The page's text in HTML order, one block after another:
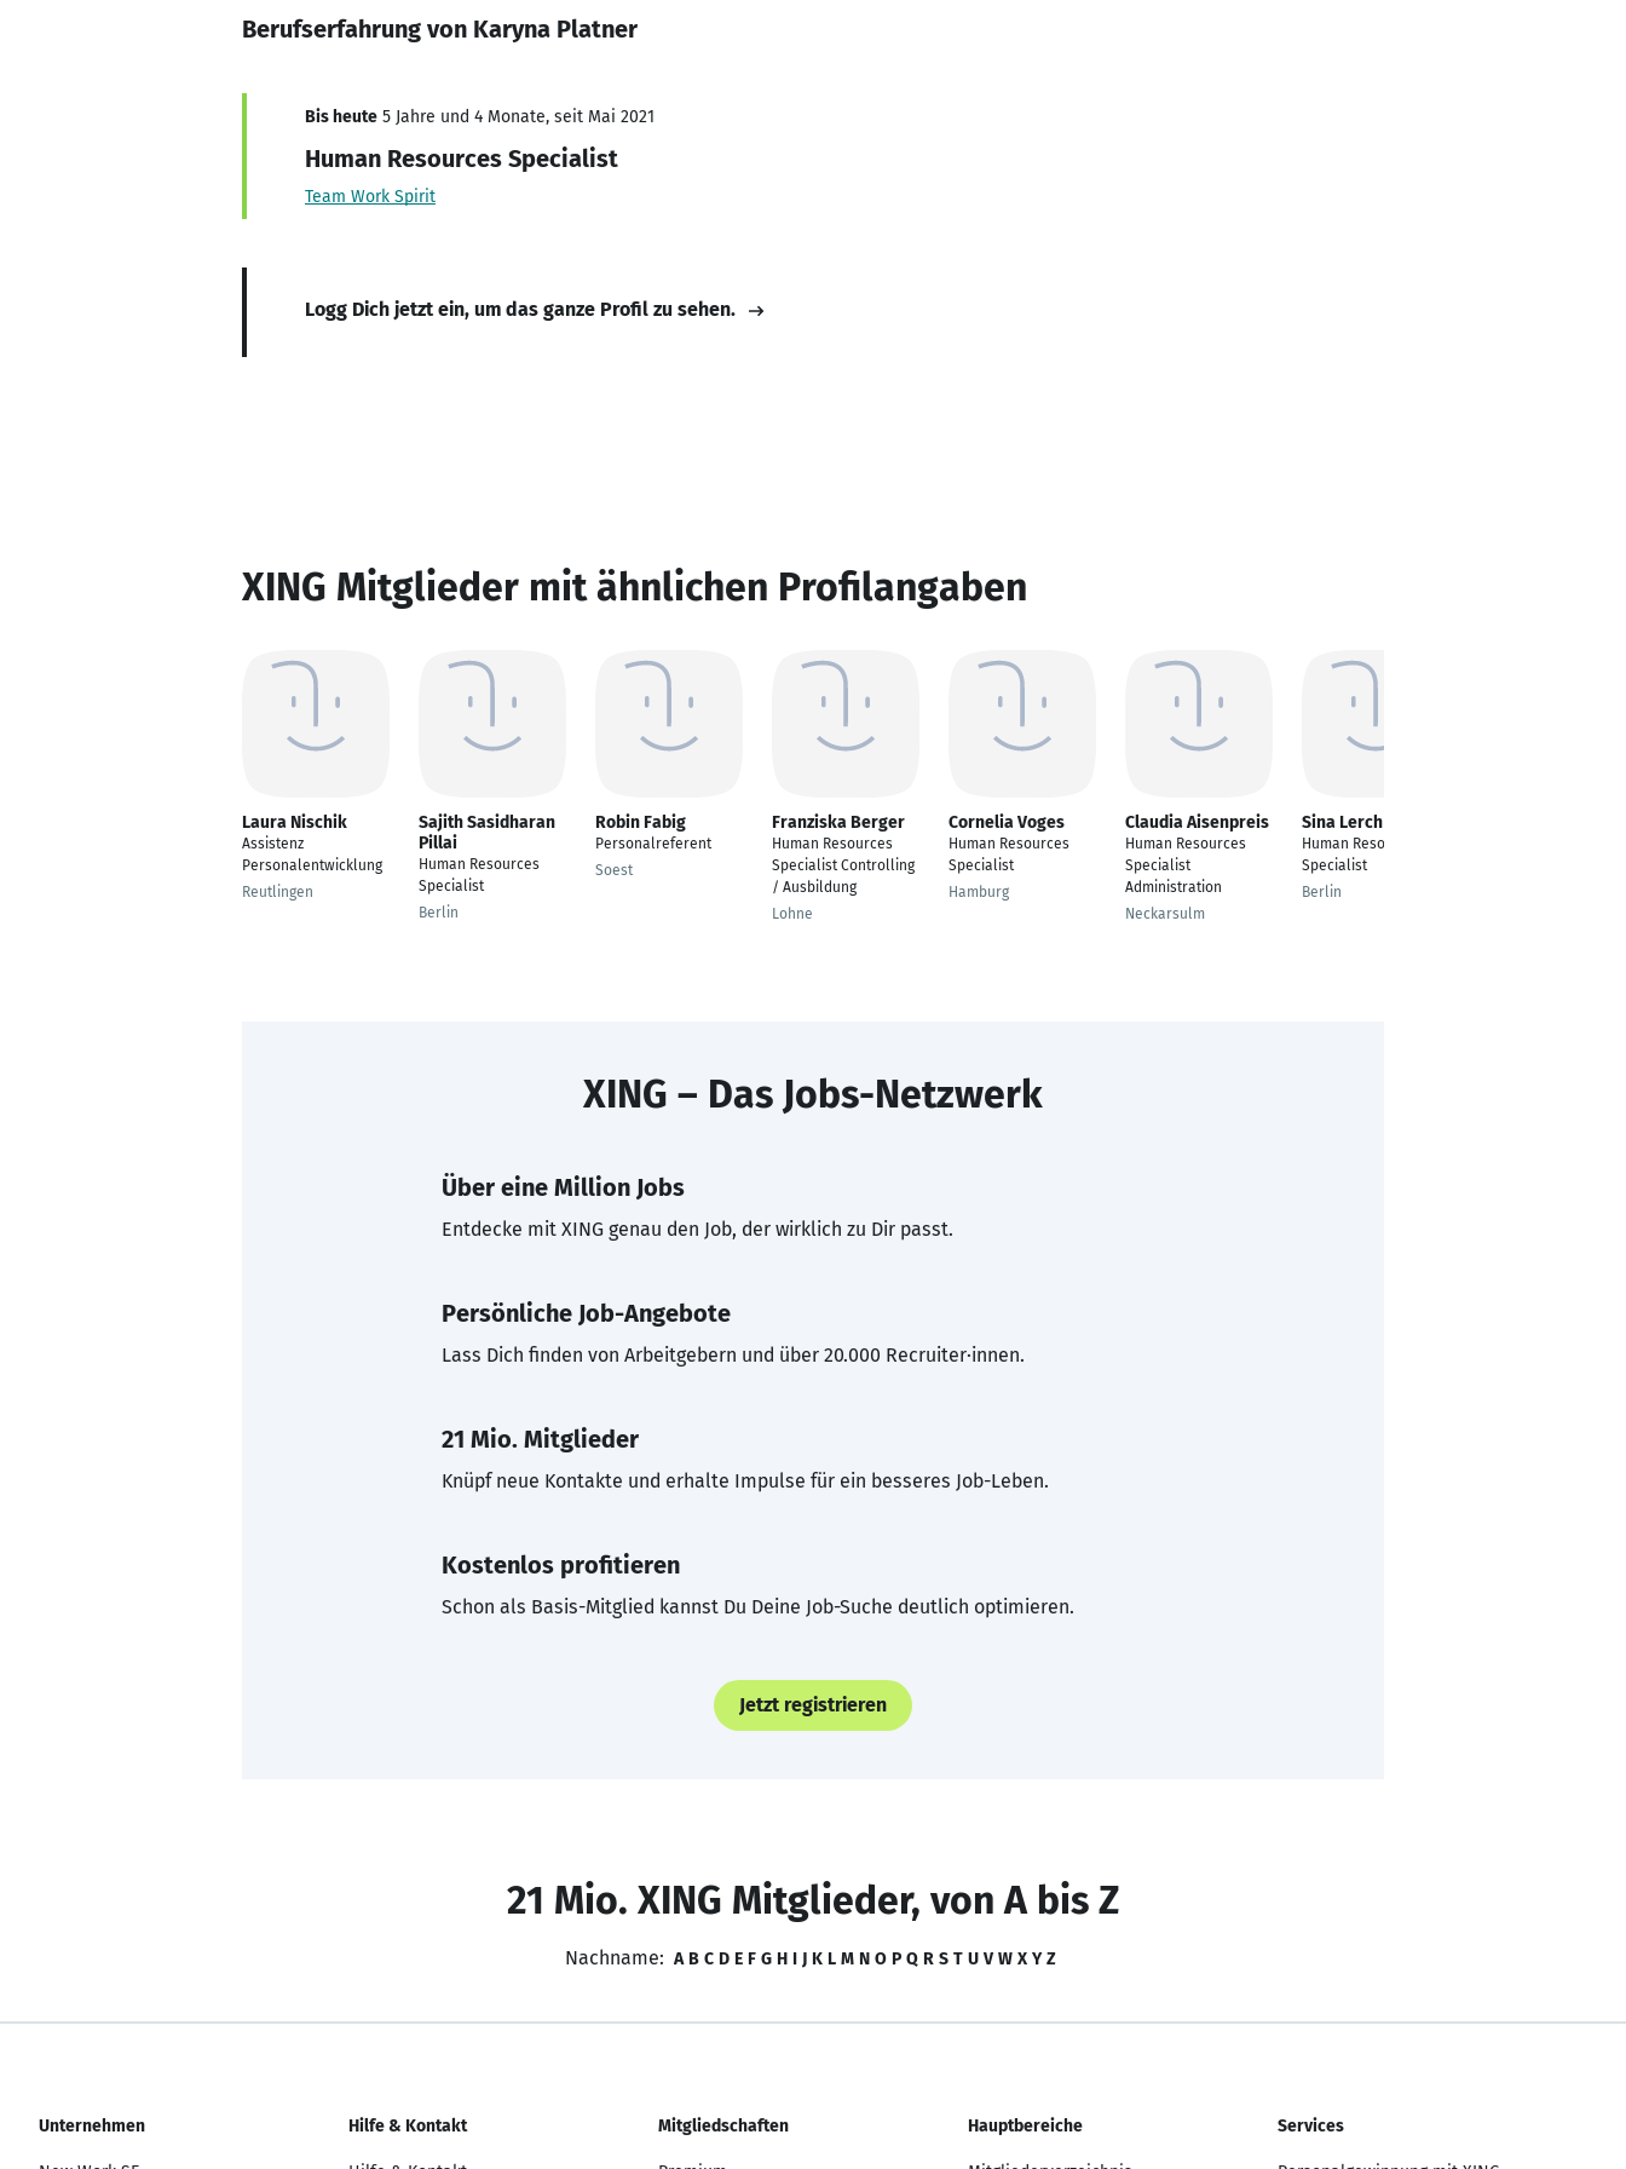
Berufserfahrung von Karyna Platner
Bis heute 5 Jahre und 4 Monate, seit Mai 2021
Human Resources Specialist
Team Work Spirit
Logg Dich jetzt ein, um das ganze Profil zu sehen.
XING Mitglieder mit ähnlichen Profilangaben
Laura Nischik
Assistenz
Personalentwicklung
Reutlingen
Sajith Sasidharan
Pillai
Human Resources
Specialist
Berlin
Robin Fabig
Personalreferent
Soest
Franziska Berger
Human Resources
Specialist Controlling
/ Ausbildung
Lohne
Cornelia Voges
Human Resources
Specialist
Hamburg
Claudia Aisenpreis
Human Resources
Specialist
Administration
Neckarsulm
Sina Lerch
Human Resources
Specialist
Berlin
XING – Das Jobs-Netzwerk
Über eine Million Jobs
Entdecke mit XING genau den Job, der wirklich zu Dir passt.
Persönliche Job-Angebote
Lass Dich finden von Arbeitgebern und über 20.000 Recruiter·innen.
21 Mio. Mitglieder
Knüpf neue Kontakte und erhalte Impulse für ein besseres Job-Leben.
Kostenlos profitieren
Schon als Basis-Mitglied kannst Du Deine Job-Suche deutlich optimieren.
Jetzt registrieren
21 Mio. XING Mitglieder, von A bis Z
Nachname: A B C D E F G H I J K L M N O P Q R S T U V W X Y Z
Unternehmen Hilfe & Kontakt Mitgliedschaften Hauptbereiche Services